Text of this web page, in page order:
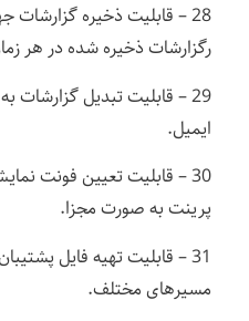
28 – قابلیت ذخیره
رگزارشات ذخیره شده در هر
ایمیل.
30 – قابلیت تعیین فونت
پرینت به صورت مجزا.
31 – قابلیت تهیه فایل
مسیرهای مختلف.